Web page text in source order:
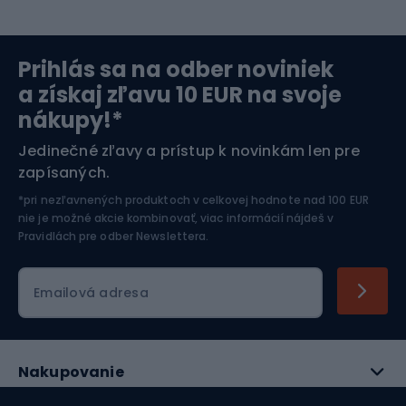
Orientačný beh
Lyžovanie
Športová elektronika
Jazdectvo
Prihlás sa na odber noviniek
a získaj zľavu 10 EUR na svoje
nákupy!*
Jedinečné zľavy a prístup k novinkám len pre
zapísaných.
*pri nezľavnených produktoch v celkovej hodnote nad 100 EUR
nie je možné akcie kombinovať, viac informácií nájdeš v
Pravidlách pre odber Newslettera.
Emailová adresa
Nakupovanie